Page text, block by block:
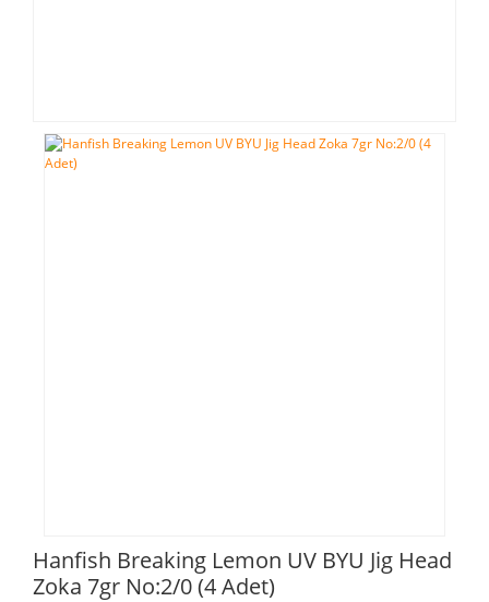
Hanfish Breaking Lemon UV BYU Jig Head
Zoka 7gr No:2/0 (4 Adet)